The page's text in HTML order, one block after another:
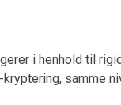
i henhold til
samme